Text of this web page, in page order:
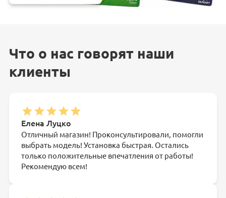
Что о нас говорят наши
клиенты
Елена Луцко
Отличный магазин! Проконсультировали, помогли
выбрать модель! Установка быстрая. Остались
только положительные впечатления от работы!
Рекомендую всем!